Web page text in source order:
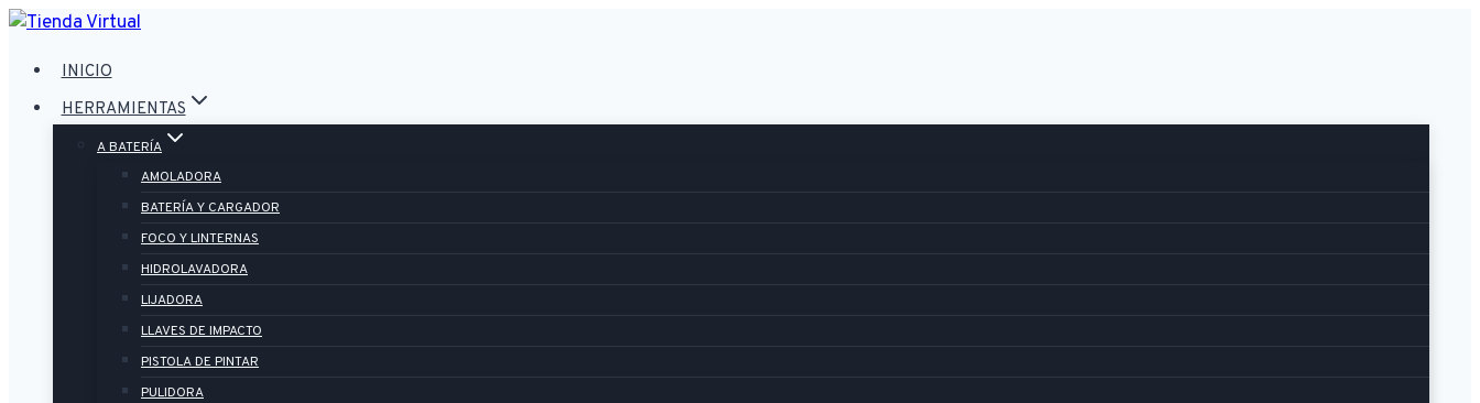
Saltar
contenido
INICIO
HERRAMIENTAS
A BATERÍA
AMOLADORA
BATERÍA Y CARGADOR
FOCO Y LINTERNAS
HIDROLAVADORA
LIJADORA
LLAVES DE IMPACTO
PISTOLA DE PINTAR
PULIDORA